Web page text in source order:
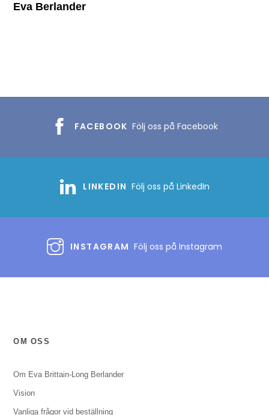
Eva Berlander
FACEBOOK Följ oss på Facebook
LINKEDIN Följ oss på LinkedIn
INSTAGRAM Följ oss på Instagram
OM OSS
Om Eva Brittain-Long Berlander
Vision
Vanliga frågor vid beställning